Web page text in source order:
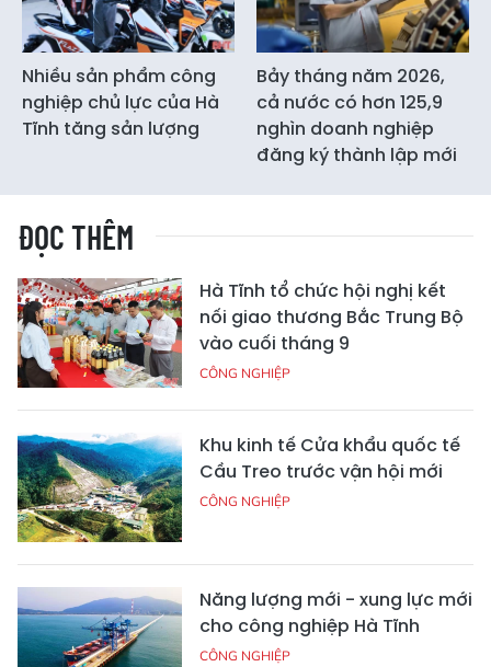
Nhiều sản phẩm công
nghiệp chủ lực của Hà
Tĩnh tăng sản lượng
Bảy tháng năm 2026,
cả nước có hơn 125,9
nghìn doanh nghiệp
đăng ký thành lập mới
ĐỌC THÊM
Hà Tĩnh tổ chức hội nghị kết
nối giao thương Bắc Trung Bộ
vào cuối tháng 9
CÔNG NGHIỆP
Khu kinh tế Cửa khẩu quốc tế
Cầu Treo trước vận hội mới
CÔNG NGHIỆP
Năng lượng mới - xung lực mới
cho công nghiệp Hà Tĩnh
CÔNG NGHIỆP